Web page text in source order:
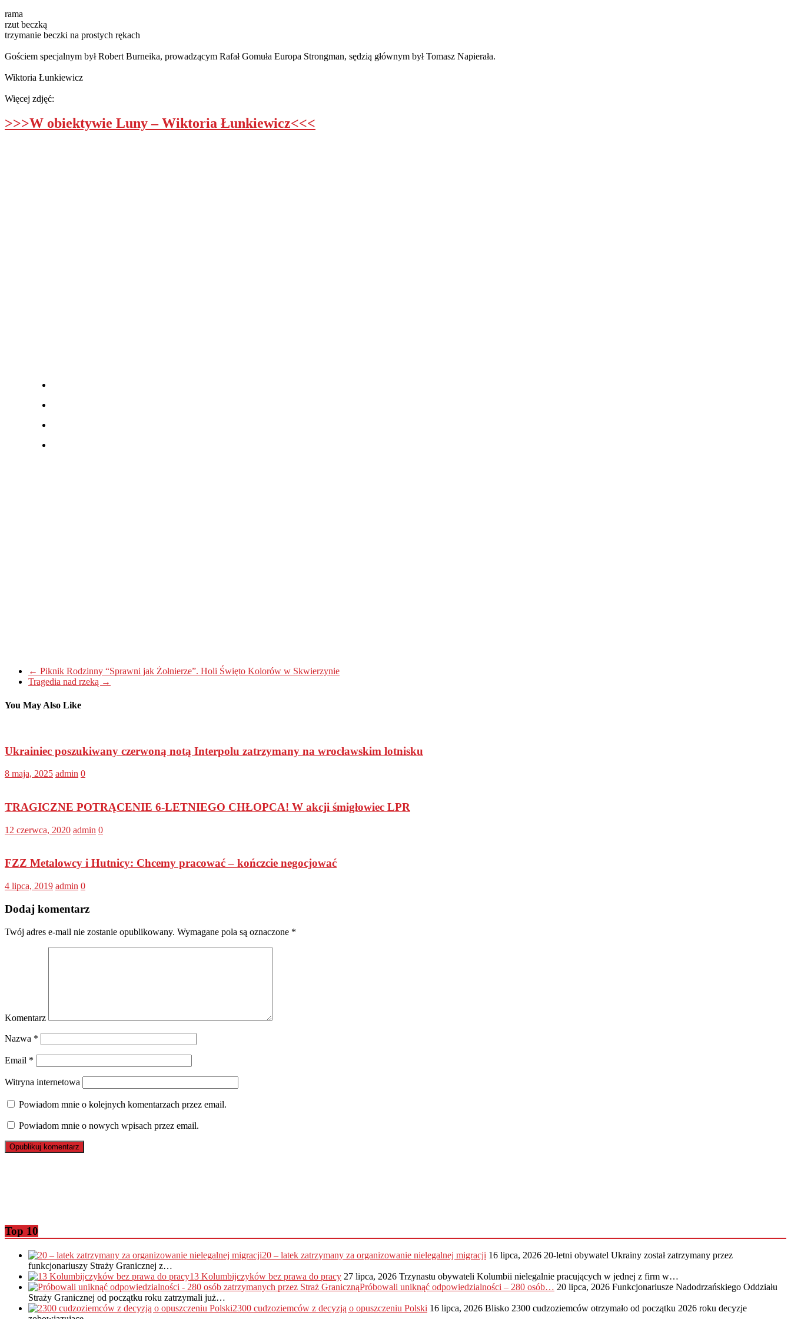
rama
rzut beczką
trzymanie beczki na prostych rękach
Gościem specjalnym byłRobert Burneika, prowadzącym Rafał Gomuła Europa Strongman, sędzią głównym był Tomasz Napierała.
Wiktoria Łunkiewicz
Więcej zdjęć:
>>>W obiektywie Luny – Wiktoria Łunkiewicz<<<
← Piknik Rodzinny “Sprawni jak Żołnierze”. Holi Święto Kolorów w Skwierzynie
Tragedia nad rzeką →
You May Also Like
Ukrainiec poszukiwany czerwoną notą Interpolu zatrzymany na wrocławskim lotnisku
8 maja, 2025 admin 0
TRAGICZNE POTRĄCENIE 6-LETNIEGO CHŁOPCA! W akcji śmigłowiec LPR
12 czerwca, 2020 admin 0
FZZ Metalowcy i Hutnicy: Chcemy pracować – kończcie negocjować
4 lipca, 2019 admin 0
Dodaj komentarz
Twój adres e-mail nie zostanie opublikowany. Wymagane pola są oznaczone *
Komentarz
Nazwa *
Email *
Witryna internetowa
Powiadom mnie o kolejnych komentarzach przez email.
Powiadom mnie o nowych wpisach przez email.
Top 10
20 – latek zatrzymany za organizowanie nielegalnej migracji 16 lipca, 2026 20-letni obywatel Ukrainy został zatrzymany przez
funkcjonariuszy Straży Granicznej z…
13 Kolumbijczyków bez prawa do pracy 27 lipca, 2026 Trzynastu obywateli Kolumbii nielegalnie pracujących w jednej z firm w…
Próbowali uniknąć odpowiedzialności – 280 osób… 20 lipca, 2026 Funkcjonariusze Nadodrzańskiego Oddziału
Straży Granicznej od początku roku zatrzymali już…
2300 cudzoziemców z decyzją o opuszczeniu Polski 16 lipca, 2026 Blisko 2300 cudzoziemców otrzymało od początku 2026 roku decyzje